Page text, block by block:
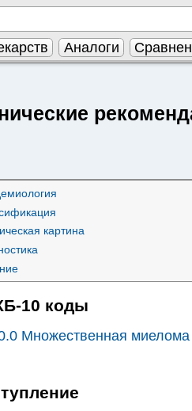
Аналоги
картина
10 коды
Множественная миелома